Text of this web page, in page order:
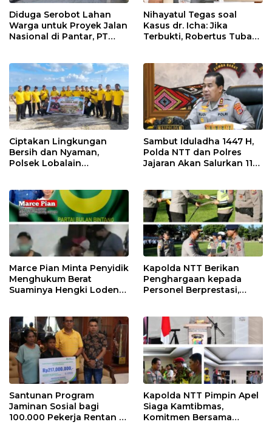
Diduga Serobot Lahan
Warga untuk Proyek Jalan
Nasional di Pantar, PT
Nihayatul Tegas soal
Kasus dr. Icha: Jika
Terbukti, Robertus Tubani
Ciptakan Lingkungan
Bersih dan Nyaman,
Polsek Lobalain
Sambut Iduladha 1447 H,
Polda NTT dan Polres
Jajaran Akan Salurkan 115
Marce Pian Minta Penyidik
Menghukum Berat
Suaminya Hengki Loden
Kapolda NTT Berikan
Penghargaan kepada
Personel Berprestasi,
Integritas
Santunan Program
Jaminan Sosial bagi
100.000 Pekerja Rentan di
Kapolda NTT Pimpin Apel
Siaga Kamtibmas,
Komitmen Bersama